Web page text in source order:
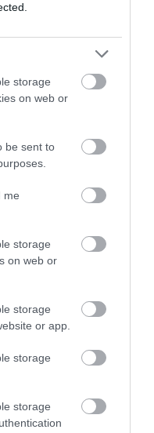
storage
on web or
be sent to
me
storage
on web or
storage
or app.
storage
storage